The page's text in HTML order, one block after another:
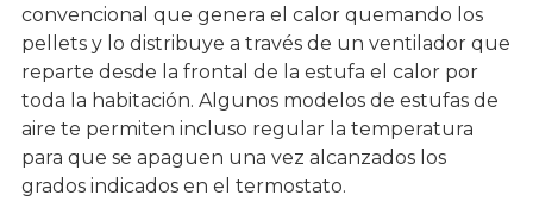
convencional que genera el calor quemando los
pellets y lo distribuye a través de un ventilador que
reparte desde la frontal de la estufa el calor por
toda la habitación. Algunos modelos de estufas de
aire te permiten incluso regular la temperatura
para que se apaguen una vez alcanzados los
grados indicados en el termostato.